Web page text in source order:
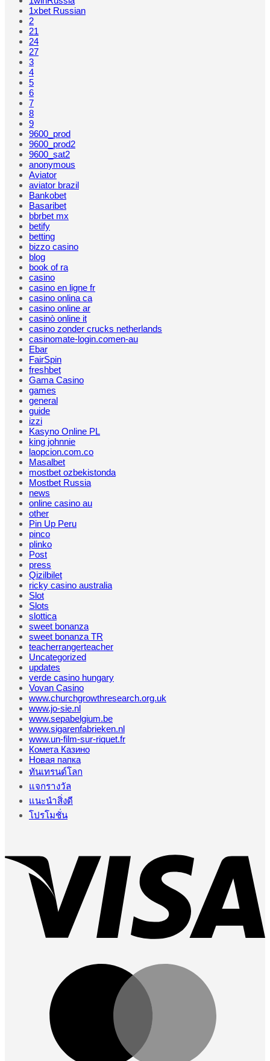
1xbet Russian
2
21
24
27
3
4
5
6
7
8
9
9600_prod
9600_prod2
9600_sat2
anonymous
Aviator
aviator brazil
Bankobet
Basaribet
bbrbet mx
betify
betting
bizzo casino
blog
book of ra
casino
casino en ligne fr
casino onlina ca
casino online ar
casinò online it
casino zonder crucks netherlands
casinomate-login.comen-au
Ebar
FairSpin
freshbet
Gama Casino
games
general
guide
izzi
Kasyno Online PL
king johnnie
laopcion.com.co
Masalbet
mostbet ozbekistonda
Mostbet Russia
news
online casino au
other
Pin Up Peru
pinco
plinko
Post
press
Qizilbilet
ricky casino australia
Slot
Slots
slottica
sweet bonanza
sweet bonanza TR
teacherrangerteacher
Uncategorized
updates
verde casino hungary
Vovan Casino
www.churchgrowthresearch.org.uk
www.jo-sie.nl
www.sepabelgium.be
www.sigarenfabrieken.nl
www.un-film-sur-riquet.fr
Комета Казино
Новая папка
ทันเทรนด์โลก
แจกรางวัล
แนะนำสิ่งดี
โปรโมชั่น